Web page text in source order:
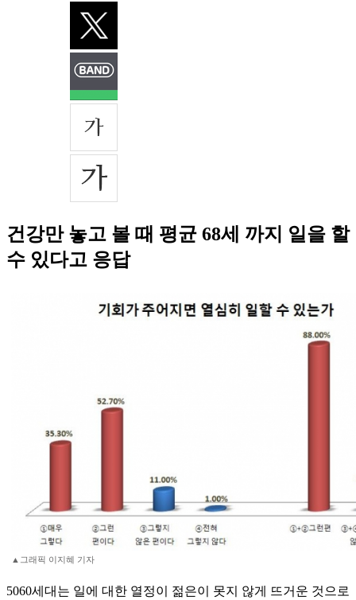
건강만 놓고 볼 때 평균 68세 까지 일을 할
수 있다고 응답
▲그래픽 이지혜 기자
5060세대는 일에 대한 열정이 젊은이 못지 않게 뜨거운 것으로